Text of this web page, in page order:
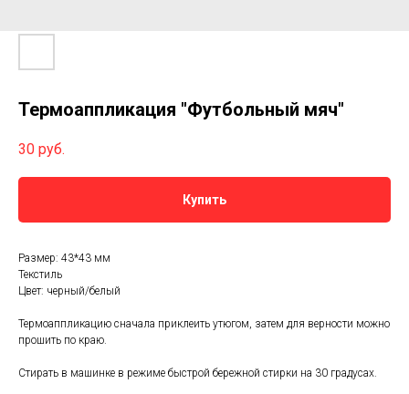
Термоаппликация "Футбольный мяч"
30 руб.
Купить
Размер: 43*43 мм
Текстиль
Цвет: черный/белый
Термоаппликацию сначала приклеить утюгом, затем для верности можно
прошить по краю.
Стирать в машинке в режиме быстрой бережной стирки на 30 градусах.